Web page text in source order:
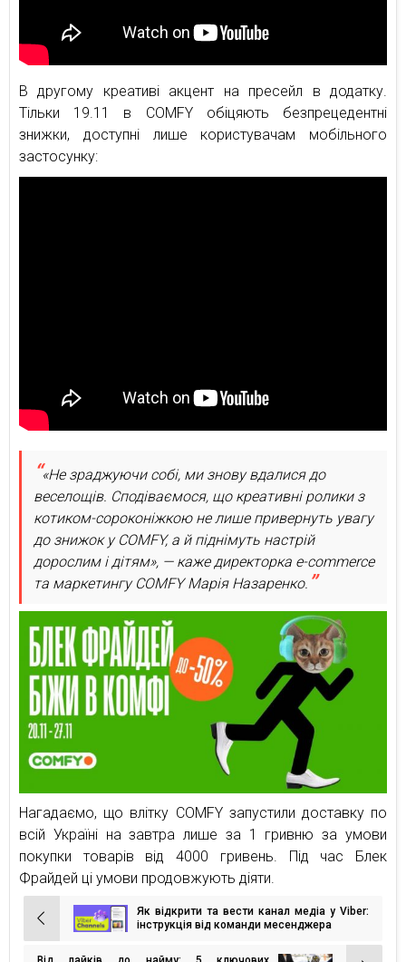
В другому креативі акцент на пресейл в додатку.
Тільки 19.11 в COMFY обіцяють безпрецедентні
знижки, доступні лише користувачам мобільного
застосунку:
«Не зраджуючи собі, ми знову вдалися до
веселощів. Сподіваємося, що креативні ролики з
котиком-сороконіжкою не лише привернуть увагу
до знижок у COMFY, а й піднімуть настрій
дорослим і дітям», — каже директорка e-commerce
та маркетингу COMFY Марія Назаренко.
Нагадаємо, що влітку COMFY запустили доставку по
всій Україні на завтра лише за 1 гривню за умови
покупки товарів від 4000 гривень. Під час Блек
Фрайдей ці умови продовжують діяти.
Навігація
записів
Як відкрити та вести канал медіа у Viber:
інструкція від команди месенджера